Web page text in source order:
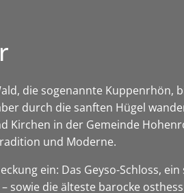
die sogenannte Kuppenrhön,
durch die sanften Hügel
in der Gemeinde
und Moderne.
ein: Das Geyso-Schloss,
sowie die älteste barocke